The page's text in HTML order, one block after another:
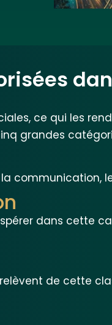
ce qui les
grandes
communication,
dans cette
de cette